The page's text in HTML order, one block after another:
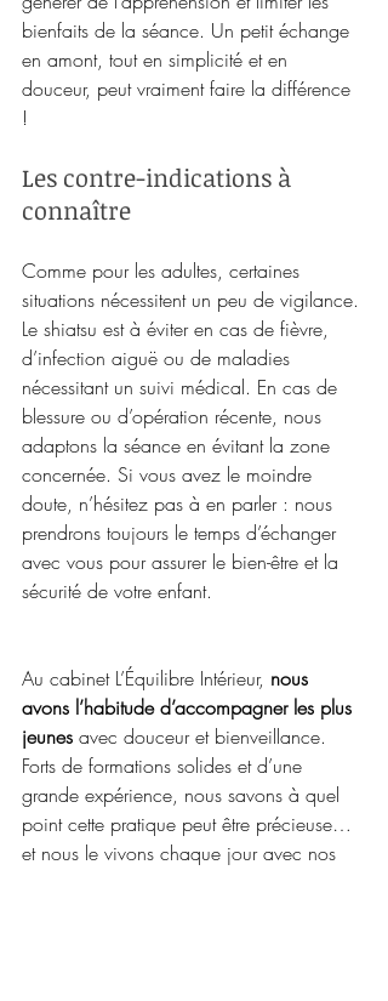
bienfaits de la séance. Un petit échange
en amont, tout en simplicité et en
douceur, peut vraiment faire la différence
!
Les contre-indications à
connaître
Comme pour les adultes, certaines
situations nécessitent un peu de vigilance.
Le shiatsu est à éviter en cas de fièvre,
d’infection aiguë ou de maladies
nécessitant un suivi médical. En cas de
blessure ou d’opération récente, nous
adaptons la séance en évitant la zone
concernée. Si vous avez le moindre
doute, n’hésitez pas à en parler : nous
prendrons toujours le temps d’échanger
avec vous pour assurer le bien-être et la
sécurité de votre enfant.
Au cabinet L’Équilibre Intérieur, nous
avons l’habitude d’accompagner les plus
jeunes avec douceur et bienveillance.
Forts de formations solides et d’une
grande expérience, nous savons à quel
point cette pratique peut être précieuse…
et nous le vivons chaque jour avec nos